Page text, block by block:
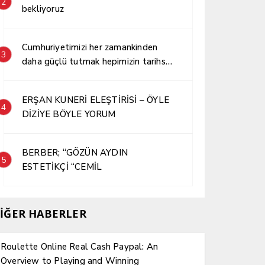
bekliyoruz
3
Cumhuriyetimizi her zamankinden
daha güçlü tutmak hepimizin tarihsel
4
ERŞAN KUNERİ ELEŞTİRİSİ – ÖYLE
DİZİYE BÖYLE YORUM
5
BERBER; “GÖZÜN AYDIN
ESTETİKÇİ “CEMİL
HABERLER
Roulette Online Real Cash Paypal: An
Overview to Playing and Winning